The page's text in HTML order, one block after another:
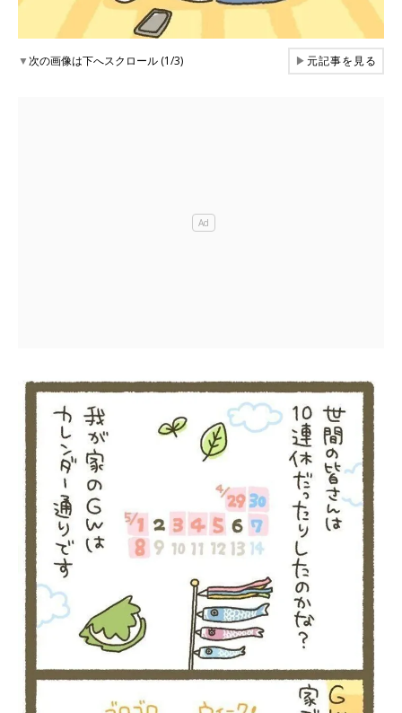
▼次の画像は下へスクロール (1/3) ▶元記事を見る